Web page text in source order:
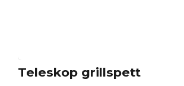
Teleskop grillspett